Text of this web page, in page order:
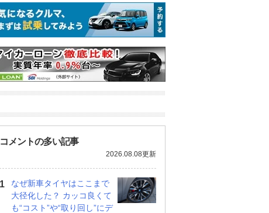
コメントの多い記事
2026.08.08更新
なぜ新車タイヤはここまで
大径化した？ カッコ良くて
も“コスト”や“取り回し”にデ